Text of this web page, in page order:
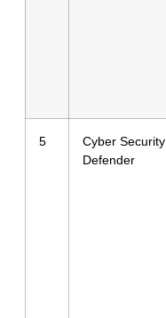
5
Cyber Security
Defender